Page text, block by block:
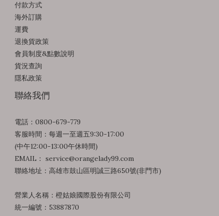
付款方式
海外訂購
運費
退換貨政策
會員制度&點數說明
貨況查詢
隱私政策
聯絡我們
電話：0800-679-779
客服時間：每週一至週五9:30-17:00
(中午12:00-13:00午休時間)
EMAIL： service@orangelady99.com
聯絡地址：高雄市鼓山區明誠三路650號(非門市)
營業人名稱：橙姑娘國際股份有限公司
統一編號：53887870